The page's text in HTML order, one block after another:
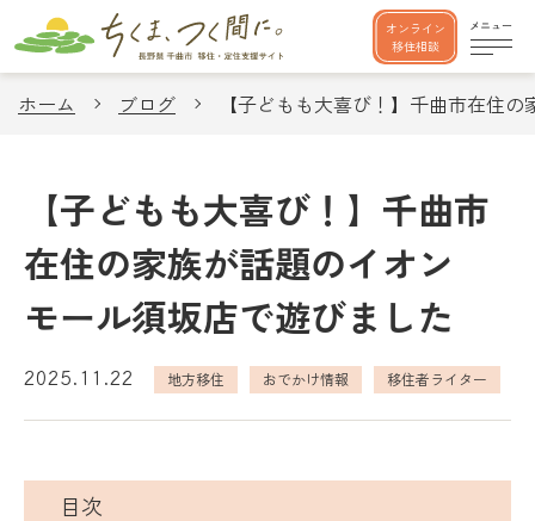
オンライン
移住相談
ホーム ブログ 【子どもも大喜び！】千曲市在住
【子どもも大喜び！】千曲市
在住の家族が話題のイオン
モール須坂店で遊びました
2025.11.22 地方移住 おでかけ情報 移住者ライター
目次